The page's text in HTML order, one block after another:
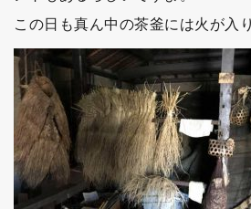
この日も真ん中の茶釜には火が入